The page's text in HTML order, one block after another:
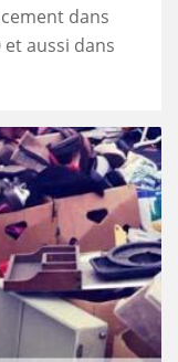
dans
aussi dans